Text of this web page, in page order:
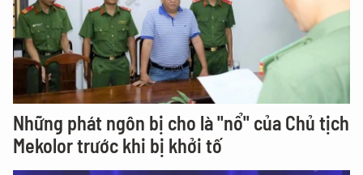
Những phát ngôn bị cho là "nổ" của Chủ tịch
Mekolor trước khi bị khởi tố